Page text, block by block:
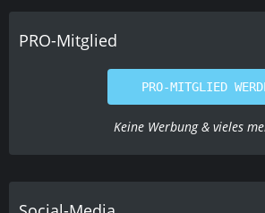
PRO-Mitglied
PRO-MITGLIED
Keine Werbung & vieles